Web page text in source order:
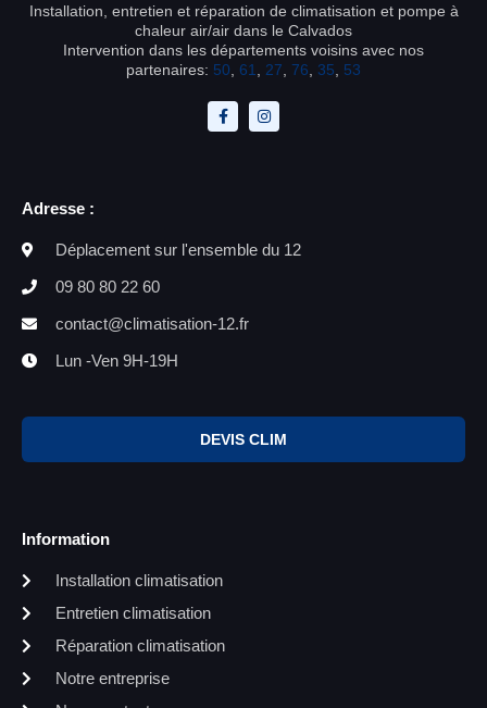
Installation, entretien et réparation de climatisation et pompe à
chaleur air/air dans le Calvados
Intervention dans les départements voisins avec nos
partenaires: 50 61 27 76 35 53
Adresse :
Déplacement sur l'ensemble du 12
09 80 80 22 60
contact@climatisation-12.fr
Lun -Ven 9H-19H
DEVIS CLIM
Information
Installation climatisation
Entretien climatisation
Réparation climatisation
Notre entreprise